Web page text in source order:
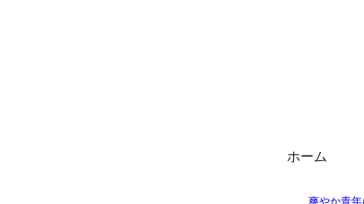
ホーム